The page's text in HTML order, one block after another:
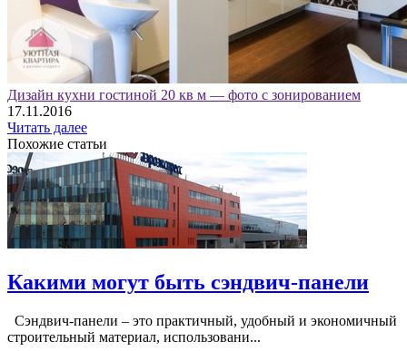
Дизайн кухни гостиной 20 кв м — фото с зонированием
17.11.2016
Читать далее
Похожие статьи
Какими могут быть сэндвич-панели
Сэндвич-панели – это практичный, удобный и экономичный
строительный материал, использовани...